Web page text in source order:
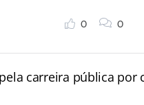
0 0
carreira pública por